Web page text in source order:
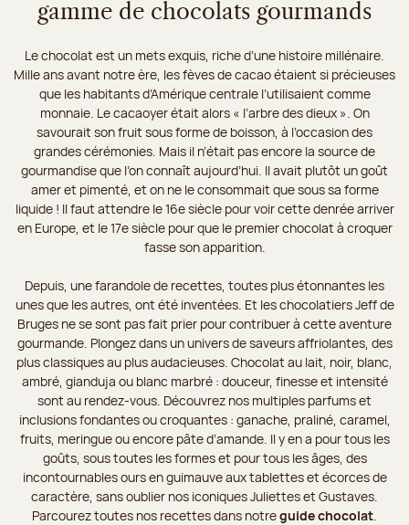
gamme de chocolats gourmands
Le chocolat est un mets exquis, riche d’une histoire millénaire.
Mille ans avant notre ère, les fèves de cacao étaient si précieuses
que les habitants d’Amérique centrale l’utilisaient comme
monnaie. Le cacaoyer était alors « l’arbre des dieux ». On
savourait son fruit sous forme de boisson, à l’occasion des
grandes cérémonies. Mais il n’était pas encore la source de
gourmandise que l’on connaît aujourd’hui. Il avait plutôt un goût
amer et pimenté, et on ne le consommait que sous sa forme
liquide ! Il faut attendre le 16e siècle pour voir cette denrée arriver
en Europe, et le 17e siècle pour que le premier chocolat à croquer
fasse son apparition.
Depuis, une farandole de recettes, toutes plus étonnantes les
unes que les autres, ont été inventées. Et les chocolatiers Jeff de
Bruges ne se sont pas fait prier pour contribuer à cette aventure
gourmande. Plongez dans un univers de saveurs affriolantes, des
plus classiques au plus audacieuses. Chocolat au lait, noir, blanc,
ambré, gianduja ou blanc marbré : douceur, finesse et intensité
sont au rendez-vous. Découvrez nos multiples parfums et
inclusions fondantes ou croquantes : ganache, praliné, caramel,
fruits, meringue ou encore pâte d’amande. Il y en a pour tous les
goûts, sous toutes les formes et pour tous les âges, des
incontournables ours en guimauve aux tablettes et écorces de
caractère, sans oublier nos iconiques Juliettes et Gustaves.
Parcourez toutes nos recettes dans notreguide chocolat